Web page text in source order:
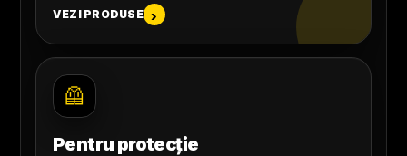
VEZI PRODUSE ›
🦺
Pentru protecție